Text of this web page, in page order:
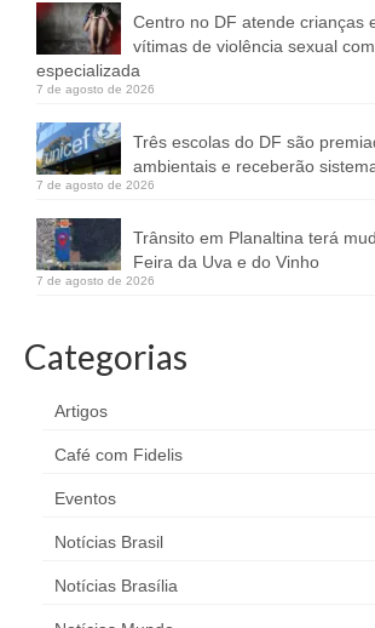
Centro no DF atende crianças
vítimas de violência sexual
especializada
7 de agosto de 2026
Três escolas do DF são
ambientais e receberão
7 de agosto de 2026
Trânsito em Planaltina terá
Feira da Uva e do Vinho
7 de agosto de 2026
Categorias
Artigos
Café com Fidelis
Eventos
Notícias Brasil
Notícias Brasília